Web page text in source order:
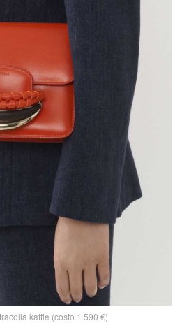
kattie (costo 1.590 €)